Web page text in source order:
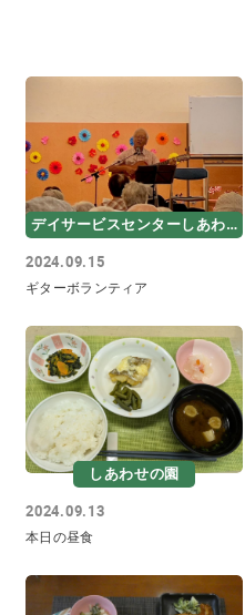
デイサービスセンターしあわせ
2024.09.15
ギターボランティア
しあわせの園
2024.09.13
本日の昼食